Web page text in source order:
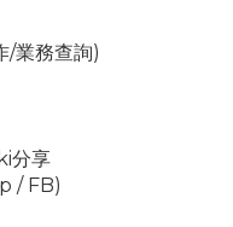
/業務查詢)
分享
/ FB)